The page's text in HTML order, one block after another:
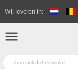
Wij leveren in: